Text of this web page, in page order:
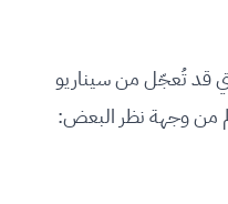
قد تُعجّل من سيناريو
من وجهة نظر البعض: